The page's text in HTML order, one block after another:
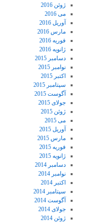
ژوئن 2016
می 2016
آوریل 2016
مارس 2016
فوریه 2016
ژانویه 2016
دسامبر 2015
نوامبر 2015
اکتبر 2015
سپتامبر 2015
آگوست 2015
جولای 2015
ژوئن 2015
می 2015
آوریل 2015
مارس 2015
فوریه 2015
ژانویه 2015
دسامبر 2014
نوامبر 2014
اکتبر 2014
سپتامبر 2014
آگوست 2014
جولای 2014
ژوئن 2014